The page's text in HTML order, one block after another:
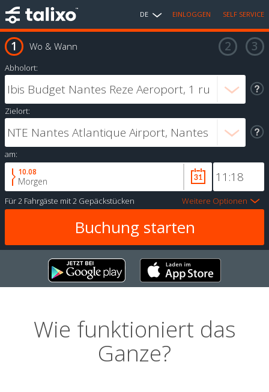
DE EINLOGGEN SELF SERVICE
Wo & Wann
Abholort:
Zielort:
am:
10.08
Morgen
Für2 Fahrgäste mit2 Gepäckstücken Weitere Optionen
Wie funktioniert das
Ganze?